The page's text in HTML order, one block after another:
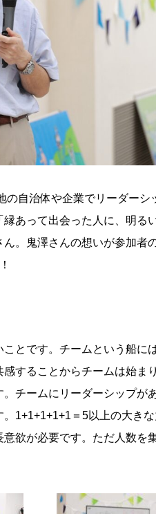
の自治体や企業でリーダーシ
あって出会った人に、明る
。鬼澤さんの想いが参加者
とです。チームという船に
することからチームは始ま
チームにリーダーシップが
1+1+1+1+1＝5以上の大き
欲が必要です。ただ人数を